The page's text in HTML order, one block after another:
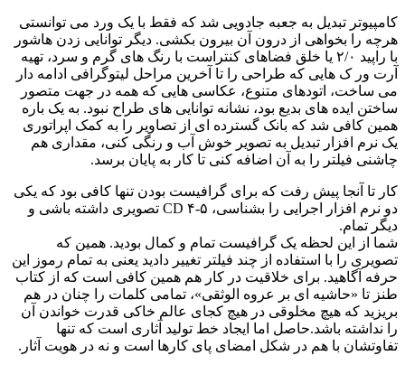
کامپیوتر تبدیل به جعبه جادویی شد که فقط با یک ورد می توانستی
هرچه را بخواهی از درون آن بیرون بکشی. دیگر توانایی زدن هاشور
با راپید ۲/۰ یا خلق فضاهای کنتراست با رنگ های گرم و سرد، تهیه
آرت ور ک هایی که طراحی را تا آخرین مراحل لیتوگرافی ادامه دار
می ساخت، اتودهای متنوع، عکاسی هایی که همه در جهت متصور
ساختن ایده های بدیع بود، نشانه توانایی های طراح نبود. به یک باره
همین کافی شد که بانک گسترده ای از تصاویر را به کمک اپراتوری
یک نرم افزار تبدیل به تصویر خوش آب و رنگی کنی، مقداری هم
چاشنی فیلتر را به آن اضافه کنی تا کار به پایان برسد.
کار تا آنجا پیش رفت که برای گرافیست بودن تنها کافی بود که یکی
دو نرم افزار اجرایی را بشناسی، ۵-۴ CD تصویری داشته باشی و
دیگر تمام.
شما از این لحظه یک گرافیست تمام و کمال بودید. همین که
تصویری را با استفاده از چند فیلتر تغییر دادید یعنی به تمام رموز این
حرفه آگاهید. برای خلاقیت در کار هم همین کافی است که از کتاب
طنز تا «حاشیه ای بر عروه الوثقی»، تمامی کلمات را چنان در هم
بریزید که هیچ مخلوقی در هیچ کجای عالم خاکی قدرت خواندن آن
را نداشته باشد.حاصل اما ایجاد خط تولید آثاری است که تنها
تفاوتشان با هم در شکل امضای پای کارها است و نه در هویت آثار.